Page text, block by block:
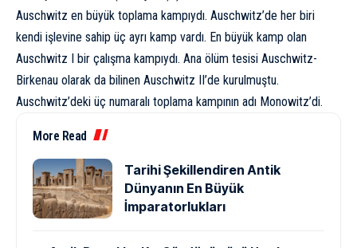
Auschwitz en büyük toplama kampıydı. Auschwitz’de her biri
kendi işlevine sahip üç ayrı kamp vardı. En büyük kamp olan
Auschwitz I bir çalışma kampıydı. Ana ölüm tesisi Auschwitz-
Birkenau olarak da bilinen Auschwitz II’de kurulmuştu.
Auschwitz’deki üç numaralı toplama kampının adı Monowitz’di.
More Read
Tarihi Şekillendiren Antik
Dünyanın En Büyük
İmparatorlukları